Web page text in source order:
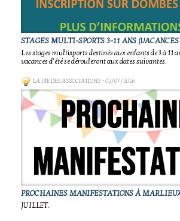
STAGES MULTI-SPORTS 3-11 ANS
Les stages multisports destinés aux enfants de 3 à 11
vacances d’été se dérouleront aux dates suivantes.
LA VIE DES ASSOCIATIONS- 02/07/2026
PROCHAINES MANIFESTATIONS À
JUILLET.